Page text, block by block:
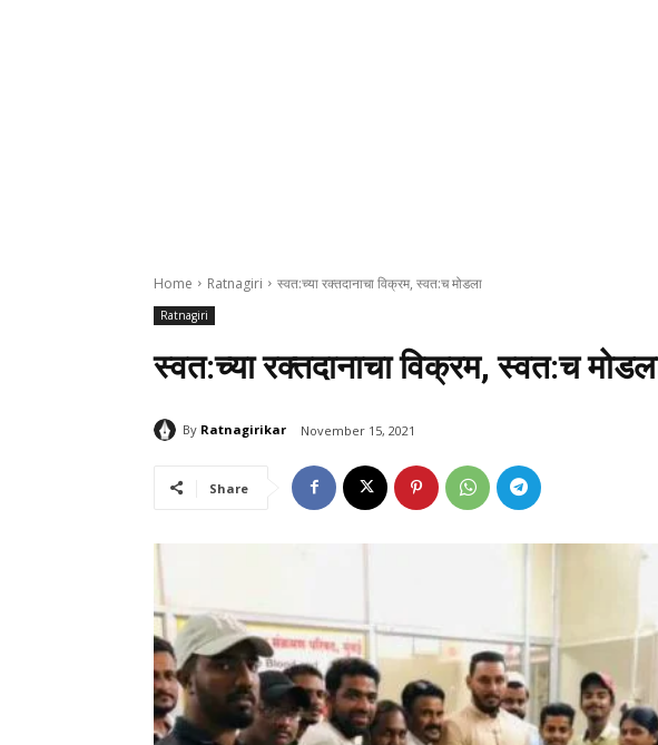
Home Ratnagiri स्वत:च्या रक्तदानाचा विक्रम, स्वत:च मोडला
Ratnagiri
स्वत:च्या रक्तदानाचा विक्रम, स्वत:च
By Ratnagirikar November 15, 2021
Share